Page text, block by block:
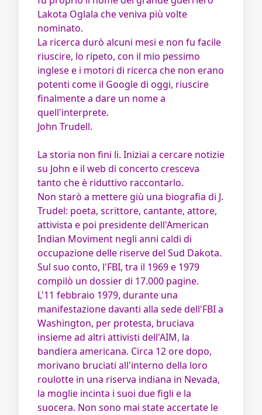
Lakota Oglala che veniva più volte
nominato.
La ricerca durò alcuni mesi e non fu facile
riuscire, lo ripeto, con il mio pessimo
inglese e i motori di ricerca che non erano
potenti come il Google di oggi, riuscire
finalmente a dare un nome a
quell'interprete.
John Trudell.
La storia non fini li. Iniziai a cercare notizie
su John e il web di concerto cresceva
tanto che è riduttivo raccontarlo.
Non starò a mettere giù una biografia di J.
Trudel: poeta, scrittore, cantante, attore,
attivista e poi presidente dell'American
Indian Moviment negli anni caldi di
occupazione delle riserve del Sud Dakota.
Sul suo conto, l'FBI, tra il 1969 e 1979
compilò un dossier di 17.000 pagine.
L'11 febbraio 1979, durante una
manifestazione davanti alla sede dell'FBI a
Washington, per protesta, bruciava
insieme ad altri attivisti dell'AIM, la
bandiera americana. Circa 12 ore dopo,
morivano bruciati all'interno della loro
roulotte in una riserva indiana in Nevada,
la moglie incinta i suoi due figli e la
suocera. Non sono mai state accertate le